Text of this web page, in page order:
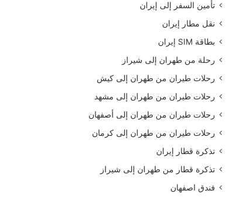
تأمين السفر إلى إيران
نقل مطار إيران
بطاقة SIM إيران
رحلة من طهران إلى شيراز
رحلات طيران من طهران إلى كيش
رحلات طيران من طهران إلى مشهد
رحلات طيران من طهران إلى أصفهان
رحلات طيران من طهران إلى كرمان
تذكرة قطار إيران
تذكرة قطار من طهران إلى شيراز
فندق اصفهان